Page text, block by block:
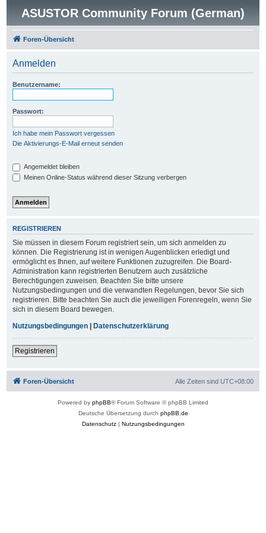
ASUSTOR Community Forum (German)
Foren-Übersicht
Anmelden
Benutzername:
Passwort:
Ich habe mein Passwort vergessen
Die Aktivierungs-E-Mail erneut senden
Angemeldet bleiben
Meinen Online-Status während dieser Sitzung verbergen
REGISTRIEREN
Sie müssen in diesem Forum registriert sein, um sich anmelden zu
können. Die Registrierung ist in wenigen Augenblicken erledigt und
ermöglicht es Ihnen, auf weitere Funktionen zuzugreifen. Die Board-
Administration kann registrierten Benutzern auch zusätzliche
Berechtigungen zuweisen. Beachten Sie bitte unsere
Nutzungsbedingungen und die verwandten Regelungen, bevor Sie sich
registrieren. Bitte beachten Sie auch die jeweiligen Forenregeln, wenn Sie
sich in diesem Board bewegen.
Nutzungsbedingungen| Datenschutzerklärung
Registrieren
Foren-Übersicht Alle Zeiten sind UTC+08:00
Powered by phpBB® Forum Software © phpBB Limited
Deutsche Übersetzung durch phpBB.de
Datenschutz| Nutzungsbedingungen